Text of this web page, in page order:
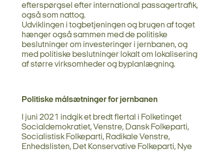
efterspørgsel efter international passagertrafik,
også som nattog.
Udviklingen i togbetjeningen og brugen af toget
hænger også sammen med de politiske
beslutninger om investeringer i jernbanen, og
med politiske beslutninger lokalt om lokalisering
af større virksomheder og byplanlægning.
Politiske målsætninger for jernbanen
I juni 2021 indgik et bredt flertal i Folketinget
Socialdemokratiet, Venstre, Dansk Folkeparti,
Socialistisk Folkeparti, Radikale Venstre,
Enhedslisten, Det Konservative Folkeparti, Nye